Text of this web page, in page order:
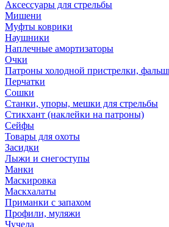
Аксессуары для стрельбы
Мишени
Муфты коврики
Наушники
Наплечные амортизаторы
Очки
Патроны холодной пристрелки,
Перчатки
Сошки
Станки, упоры, мешки для стрельбы
Стикхант (наклейки на патроны)
Сейфы
Товары для охоты
Засидки
Лыжи и снегоступы
Манки
Маскировка
Маскхалаты
Приманки с запахом
Профили, муляжи
Чучела